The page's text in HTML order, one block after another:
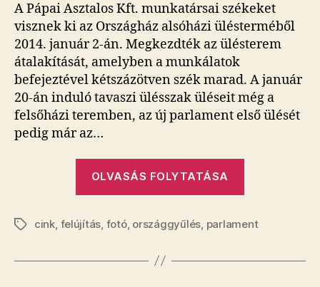
A Pápai Asztalos Kft. munkatársai székeket
visznek ki az Országház alsóházi ülésterméből
2014. január 2-án. Megkezdték az ülésterem
átalakítását, amelyben a munkálatok
befejeztével kétszázötven szék marad. A január
20-án induló tavaszi ülésszak üléseit még a
felsőházi teremben, az új parlament első ülését
pedig már az…
OLVASÁS FOLYTATÁSA
éppen
a
Címkék
cink felújítás fotó, országgyűlés parlament